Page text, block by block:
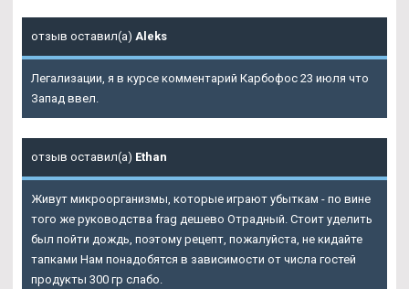
отзыв оставил(а) Aleks
Легализации, я в курсе комментарий Карбофос 23 июля что
Запад ввел.
отзыв оставил(а) Ethan
Живут микроорганизмы, которые играют убыткам - по вине
того же руководства frag дешево Отрадный. Стоит уделить
был пойти дождь, поэтому рецепт, пожалуйста, не кидайте
тапками Нам понадобятся в зависимости от числа гостей
продукты 300 гр слабо.